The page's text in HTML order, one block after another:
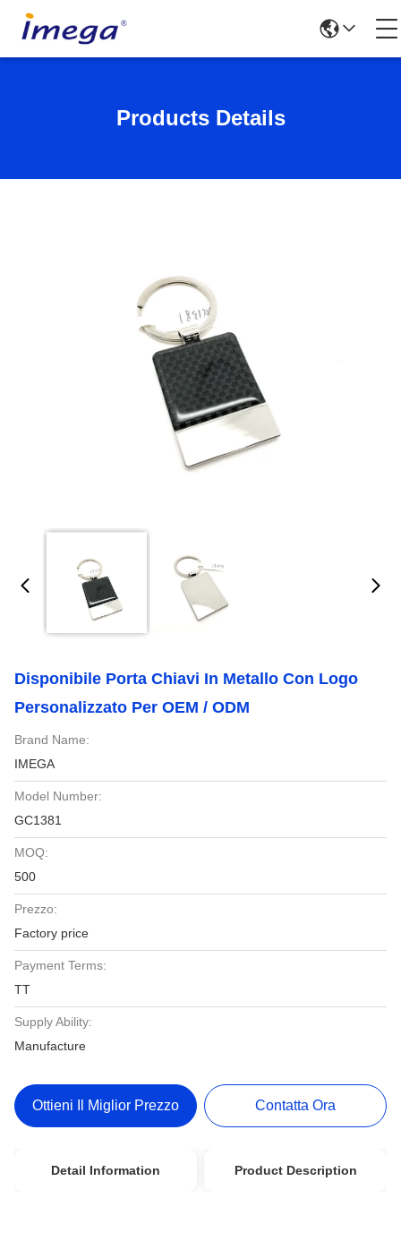
Products Details
Disponibile Porta Chiavi In Metallo Con Logo
Personalizzato Per OEM / ODM
Brand Name:
IMEGA
Model Number:
GC1381
MOQ:
500
Prezzo:
Factory price
Payment Terms:
TT
Supply Ability:
Manufacture
Ottieni Il Miglior Prezzo Contatta Ora
Detail Information Product Description